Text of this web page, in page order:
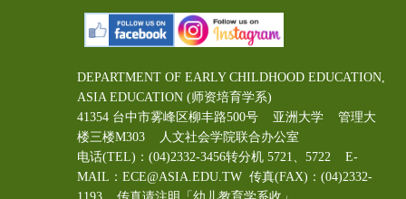
DEPARTMENT OF EARLY CHILDHOOD EDUCATION,
ASIA EDUCATION (师资培育学系)
41354 台中市雾峰区柳丰路500号 亚洲大学 管理大
楼三楼M303 人文社会学院联合办公室
电话(TEL)：(04)2332-3456转分机 5721、5722 E-
MAIL：ECE@ASIA.EDU.TW 传真(FAX)：(04)2332-